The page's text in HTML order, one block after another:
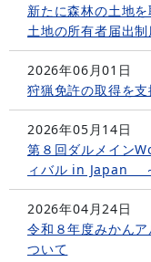
新たに森林の土地
土地の所有者届出制
2026年06月01日
狩猟免許の取得を支
2026年05月14日
第８回ダルメイン
ィバル in Japan
2026年04月24日
令和８年度みかん
ついて